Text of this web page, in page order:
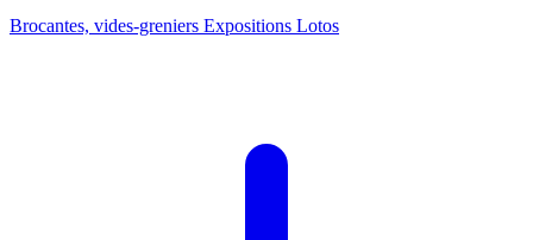
Brocantes, vides-greniers Expositions Lotos